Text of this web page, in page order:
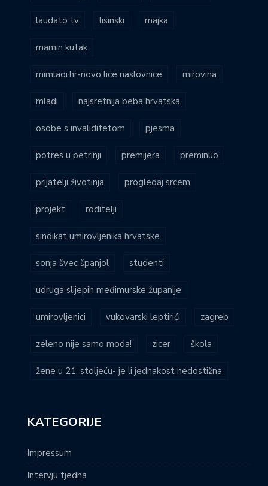
laudato tv lisinski majka
mamin kutak
mimladi.hr-novo lice naslovnice mirovina
mladi najsretnija beba hrvatska
osobe s invaliditetom pjesma
potres u petrinji premijera preminuo
prijatelji životinja progledaj srcem
projekt roditelji
sindikat umirovljenika hrvatske
sonja švec španjol studenti
udruga slijepih međimurske županije
umirovljenici vukovarski leptirići zagreb
zeleno nije samo moda! zicer škola
žene u 21. stoljeću- je li jednakost nedostižna
KATEGORIJE
Impressum
Intervju tjedna